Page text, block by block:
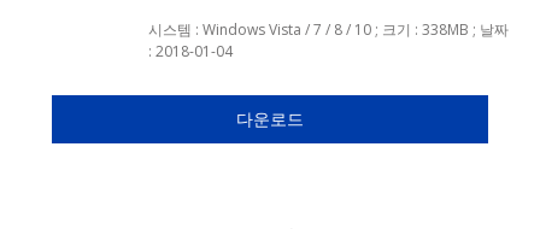
시스템 : Windows Vista / 7 / 8 / 10 ; 크기 : 338MB ; 날짜
: 2018-01-04
다운로드